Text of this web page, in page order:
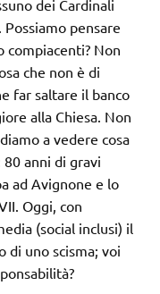
dei Cardinali
pensare
Non
che non è di
far saltare il banco
alla Chiesa. Non
a vedere cosa
anni di gravi
ad Avignone e lo
Oggi, con
(social inclusi) il
di uno scisma; voi